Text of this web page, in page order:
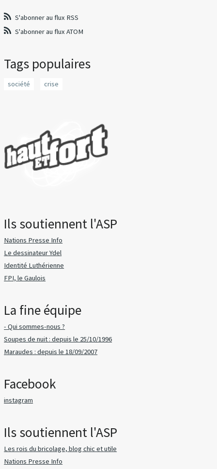
S'abonner au flux RSS
S'abonner au flux ATOM
Tags populaires
société crise
Ils soutiennent l'ASP
Nations Presse Info
Le dessinateur Ydel
Identité Luthérienne
FPI, le Gaulois
La fine équipe
- Qui sommes-nous ?
Soupes de nuit : depuis le 25/10/1996
Maraudes : depuis le 18/09/2007
Facebook
instagram
Ils soutiennent l'ASP
Les rois du bricolage, blog chic et utile
Nations Presse Info